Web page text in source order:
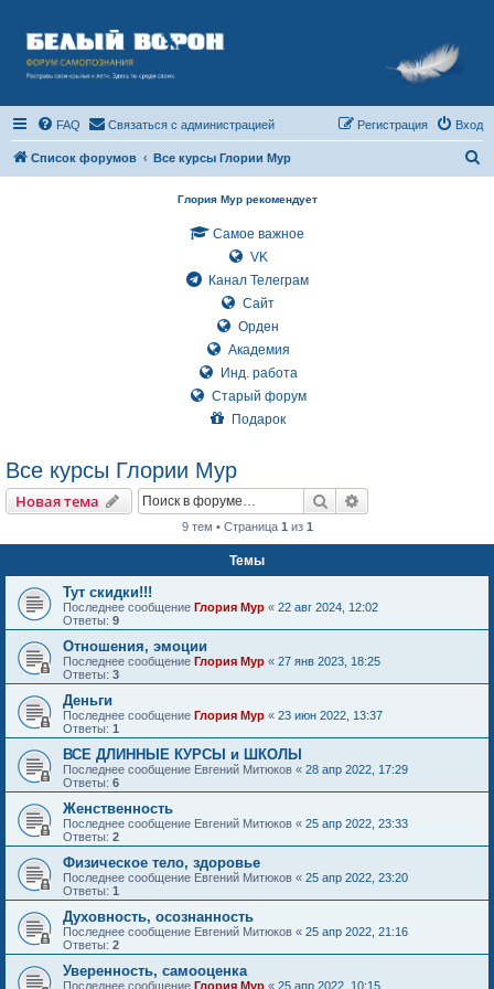
FAQ Связаться с администрацией Вход
Регистрация
Список форумов Все курсы Глории Мур
Глория Мур рекомендует
Самое важное
VK
Канал Телеграм
Сайт
Орден
Академия
Инд. работа
Старый форум
Подарок
Все курсы Глории Мур
Новая тема Поиск
9 тем • Страница 1 из 1
Темы
Тут скидки!!!
Последнее сообщение Глория Мур « 22 авг 2024, 12:02
Ответы: 9
Отношения, эмоции
Последнее сообщение Глория Мур « 27 янв 2023, 18:25
Ответы: 3
Деньги
Последнее сообщение Глория Мур « 23 июн 2022, 13:37
Ответы: 1
ВСЕ ДЛИННЫЕ КУРСЫ и ШКОЛЫ
Последнее сообщение Евгений Митюков « 28 апр 2022, 17:29
Ответы: 6
Женственность
Последнее сообщение Евгений Митюков « 25 апр 2022, 23:33
Ответы: 2
Физическое тело, здоровье
Последнее сообщение Евгений Митюков « 25 апр 2022, 23:20
Ответы: 1
Духовность, осознанность
Последнее сообщение Евгений Митюков « 25 апр 2022, 21:16
Ответы: 2
Уверенность, самооценка
Последнее сообщение Глория Мур « 25 апр 2022, 10:15